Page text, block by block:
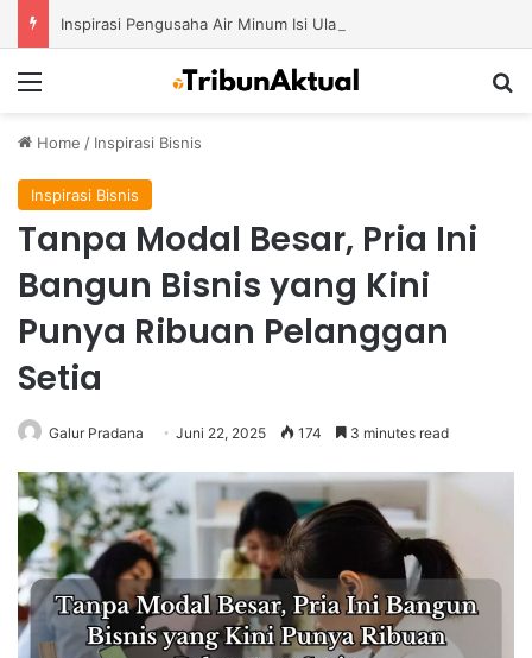
Home / Inspirasi Bisnis
Inspirasi Bisnis
Tanpa Modal Besar, Pria Ini
Bangun Bisnis yang Kini
Punya Ribuan Pelanggan
Setia
Galur Pradana Juni 22, 2025 174 3 minutes read